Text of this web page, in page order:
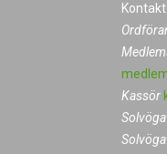
Kassör